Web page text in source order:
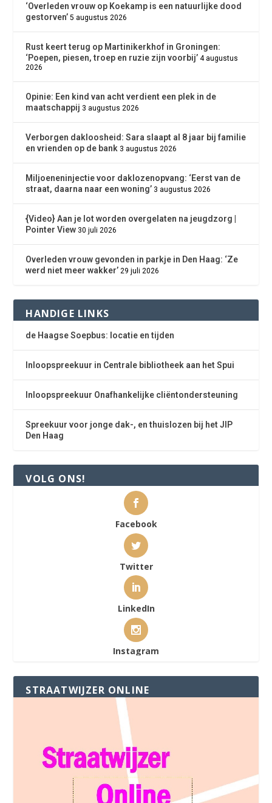
‘Overleden vrouw op Koekamp is een natuurlijke dood
gestorven’ 5 augustus 2026
Rust keert terug op Martinikerkhof in Groningen:
‘Poepen, piesen, troep en ruzie zijn voorbij’ 4 augustus
2026
Opinie: Een kind van acht verdient een plek in de
maatschappij 3 augustus 2026
Verborgen dakloosheid: Sara slaapt al 8 jaar bij familie
en vrienden op de bank 3 augustus 2026
Miljoeneninjectie voor daklozenopvang: ‘Eerst van de
straat, daarna naar een woning’ 3 augustus 2026
{Video} Aan je lot worden overgelaten na jeugdzorg |
Pointer View 30 juli 2026
Overleden vrouw gevonden in parkje in Den Haag: ‘Ze
werd niet meer wakker’ 29 juli 2026
HANDIGE LINKS
de Haagse Soepbus: locatie en tijden
Inloopspreekuur in Centrale bibliotheek aan het Spui
Inloopspreekuur Onafhankelijke cliëntondersteuning
Spreekuur voor jonge dak-, en thuislozen bij het JIP
Den Haag
VOLG ONS!
Facebook
Twitter
LinkedIn
Instagram
STRAATWIJZER ONLINE